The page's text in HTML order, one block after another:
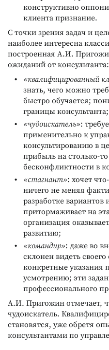
конструктивно
клиента признание.
С точки зрения задач и
наиболее интересна
построенная А.И.
ожиданий от консультанта:
«квалифицированный
знать, чего можно
быстро обучается;
границы консультанта;
«чудоискатель»:
применительно к
консультированию в
прибыль на столько-
бесконфликтности в
«стагнант»: хочет
ничего не меняя
разработке
притормаживает на
организация
развитию;
«командир»: даже во
склонен видеть
конкретные указания
усмотрению; эти
профессионального
А.И. Пригожин отмечает,
чудоискатель.
становятся, уже обретя
консультантами по